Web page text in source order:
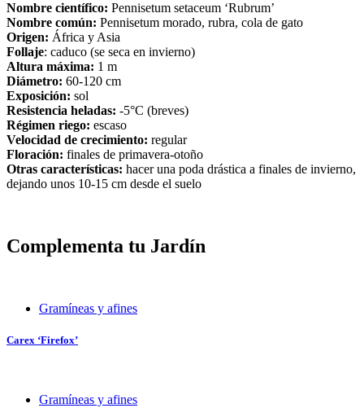
Nombre científico: Pennisetum setaceum ‘Rubrum’
Nombre común: Pennisetum morado, rubra, cola de gato
Origen: África y Asia
Follaje: caduco (se seca en invierno)
Altura máxima: 1 m
Diámetro: 60-120 cm
Exposición: sol
Resistencia heladas: -5°C (breves)
Régimen riego: escaso
Velocidad de crecimiento: regular
Floración: finales de primavera-otoño
Otras características: hacer una poda drástica a finales de invierno,
dejando unos 10-15 cm desde el suelo
Complementa tu Jardín
Gramíneas y afines
Carex ‘Firefox’
Gramíneas y afines